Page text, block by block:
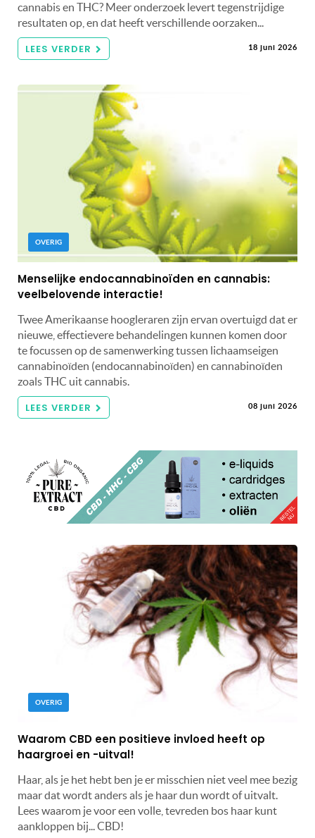
cannabis en THC? Meer onderzoek levert tegenstrijdige
resultaten op, en dat heeft verschillende oorzaken...
LEES VERDER 18 juni 2026
OVERIG
Menselijke endocannabinoïden en cannabis:
veelbelovende interactie!
Twee Amerikaanse hoogleraren zijn ervan overtuigd dat er
nieuwe, effectievere behandelingen kunnen komen door
te focussen op de samenwerking tussen lichaamseigen
cannabinoïden (endocannabinoïden) en cannabinoïden
zoals THC uit cannabis.
LEES VERDER 08 juni 2026
OVERIG
Waarom CBD een positieve invloed heeft op
haargroei en -uitval!
Haar, als je het hebt ben je er misschien niet veel mee bezig
maar dat wordt anders als je haar dun wordt of uitvalt.
Lees waarom je voor een volle, tevreden bos haar kunt
aankloppen bij... CBD!